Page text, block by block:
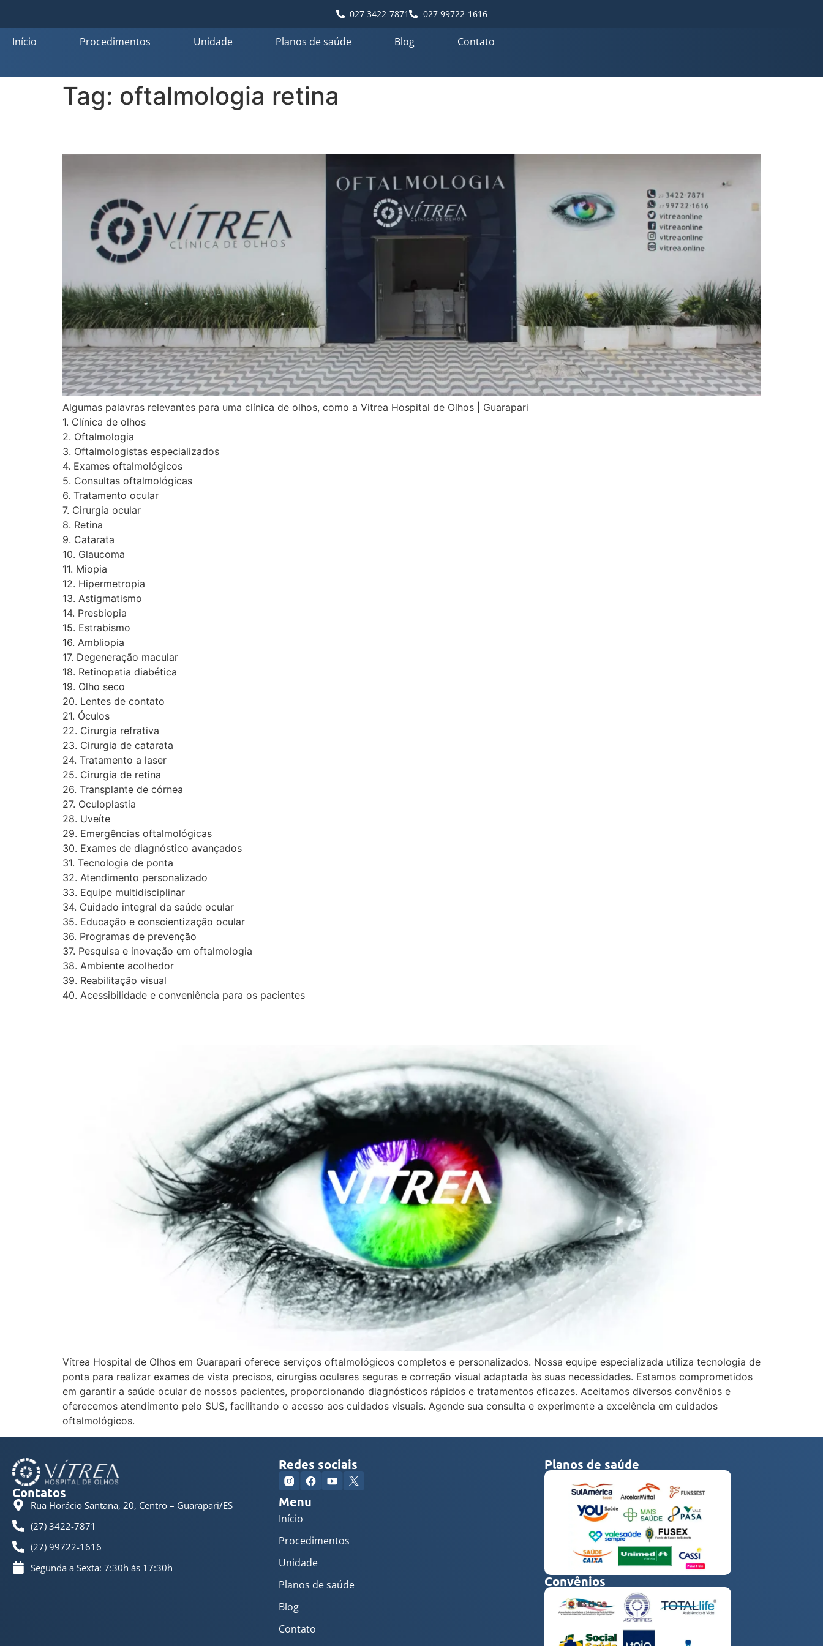
027 3422-7871 027 99722-1616
Início Procedimentos Unidade Planos de saúde Blog Contato
Tag: oftalmologia retina
Algumas palavras relevantes para uma clínica de olhos, como a Vitrea Hospital de Olhos | Guarapari
1. Clínica de olhos
2. Oftalmologia
3. Oftalmologistas especializados
4. Exames oftalmológicos
5. Consultas oftalmológicas
6. Tratamento ocular
7. Cirurgia ocular
8. Retina
9. Catarata
10. Glaucoma
11. Miopia
12. Hipermetropia
13. Astigmatismo
14. Presbiopia
15. Estrabismo
16. Ambliopia
17. Degeneração macular
18. Retinopatia diabética
19. Olho seco
20. Lentes de contato
21. Óculos
22. Cirurgia refrativa
23. Cirurgia de catarata
24. Tratamento a laser
25. Cirurgia de retina
26. Transplante de córnea
27. Oculoplastia
28. Uveíte
29. Emergências oftalmológicas
30. Exames de diagnóstico avançados
31. Tecnologia de ponta
32. Atendimento personalizado
33. Equipe multidisciplinar
34. Cuidado integral da saúde ocular
35. Educação e conscientização ocular
36. Programas de prevenção
37. Pesquisa e inovação em oftalmologia
38. Ambiente acolhedor
39. Reabilitação visual
40. Acessibilidade e conveniência para os pacientes
Vítrea Hospital de Olhos em Guarapari oferece serviços oftalmológicos completos e personalizados. Nossa equipe especializada utiliza tecnologia de
ponta para realizar exames de vista precisos, cirurgias oculares seguras e correção visual adaptada às suas necessidades. Estamos comprometidos
em garantir a saúde ocular de nossos pacientes, proporcionando diagnósticos rápidos e tratamentos eficazes. Aceitamos diversos convênios e
oferecemos atendimento pelo SUS, facilitando o acesso aos cuidados visuais. Agende sua consulta e experimente a excelência em cuidados
oftalmológicos.
Contatos
Rua Horácio Santana, 20, Centro – Guarapari/ES
(27) 3422-7871
(27) 99722-1616
Segunda a Sexta: 7:30h às 17:30h
Redes sociais
Menu
Início
Procedimentos
Unidade
Planos de saúde
Blog
Contato
Planos de saúde
Convênios